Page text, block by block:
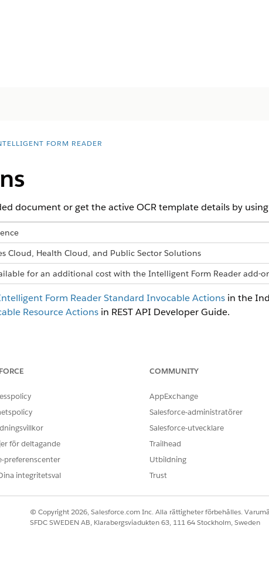
FORM READER
document or get the active OCR template details by
Cloud, Health Cloud, and Public Sector Solutions
for an additional cost with the Intelligent Form Reader add-
Form Reader Standard Invocable Actionsin the
Resource Actionsin REST API Developer Guide.
för deltagande
preferenscenter
integritetsval
COMMUNITY
AppExchange
Salesforce-administratörer
Salesforce-utvecklare
Trailhead
Utbildning
Trust
© Copyright 2026, Salesforce.com Inc. Alla rättigheter förbehålles.
SFDC SWEDEN AB, Klarabergsviadukten 63, 111 64 Stockholm, Sweden